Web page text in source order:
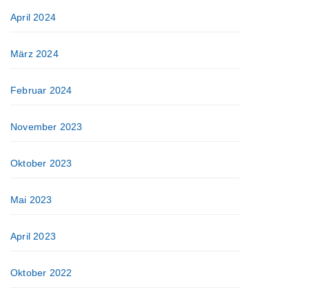
April 2024
März 2024
Februar 2024
November 2023
Oktober 2023
Mai 2023
April 2023
Oktober 2022